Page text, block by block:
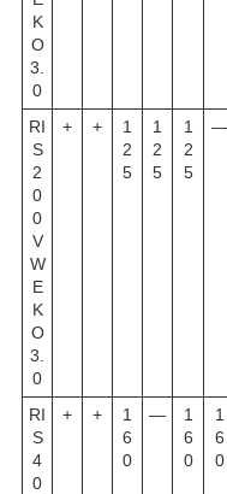
K
O
3.
0
RI
S
2
0
0
V
W
E
K
O
3.
0
+ +
1
2
5
1
2
5
1
2
5
—
RI
S
4
0
+ +
1
6
0
—
1
6
0
1
6
0